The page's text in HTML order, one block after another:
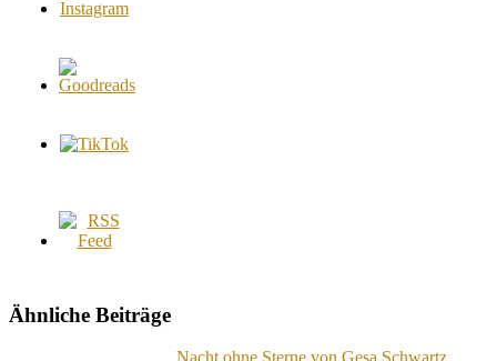
Ähnliche Beiträge